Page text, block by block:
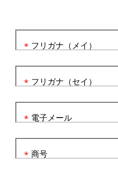
フリガナ（メイ）
*
フリガナ（セイ）
*
電子メール
*
商号
*